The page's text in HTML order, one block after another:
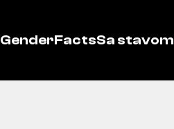
GenderFactsSa stavom